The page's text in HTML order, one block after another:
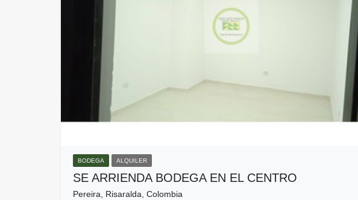
BODEGA ALQUILER
SE ARRIENDA BODEGA EN EL CENTRO
Pereira, Risaralda, Colombia